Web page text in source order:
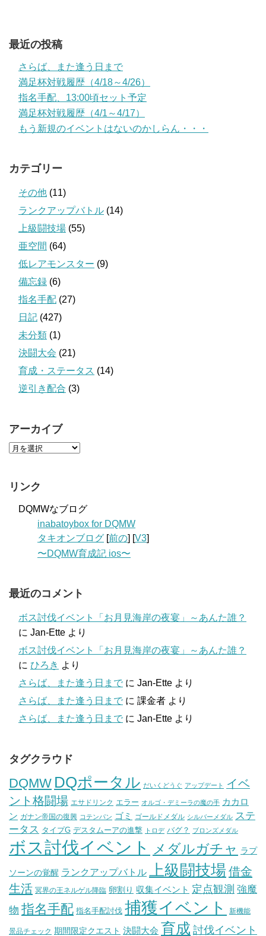
最近の投稿
さらば、また逢う日まで
満足杯対戦履歴（4/18～4/26）
指名手配、13:00頃セット予定
満足杯対戦履歴（4/1～4/17）
もう新規のイベントはないのかしらん・・・
カテゴリー
その他 (11)
ランクアップバトル (14)
上級闘技場 (55)
亜空間 (64)
低レアモンスター (9)
備忘録 (6)
指名手配 (27)
日記 (427)
未分類 (1)
決闘大会 (21)
育成・ステータス (14)
逆引き配合 (3)
アーカイブ
リンク
DQMWなブログ
inabatoybox for DQMW
タキオンブログ [前の] [V3]
〜DQMW育成記 ios〜
最近のコメント
ボス討伐イベント「お月見海岸の夜宴」～あんた誰？
に Jan-Ette より
ボス討伐イベント「お月見海岸の夜宴」～あんた誰？
に ひろき より
さらば、また逢う日まで に Jan-Ette より
さらば、また逢う日まで に 課金者 より
さらば、また逢う日まで に Jan-Ette より
タグクラウド
DQMW DQポータル だいくどうぐ アップデート
イベ
ント格闘場 エサドリンク エラー オルゴ・デミーラの魔の手 カカロ
ン ガナン帝国の復興 コテンパン ゴミ ゴールドメダル シルバーメダル ステ
ータス タイプG デスタムーアの進撃 トロデ バグ？ ブロンズメダル
ボス討伐イベント メダルガチャ ラプ
ソーンの覚醒 ランクアップバトル 上級闘技場 借金
生活 冥界の王ネルゲル降臨 卵割り 収集イベント 定点観測 強魔
物 指名手配 指名手配討伐 捕獲イベント 新機能
景品チェック 期間限定クエスト 決闘大会 育成 討伐イベント